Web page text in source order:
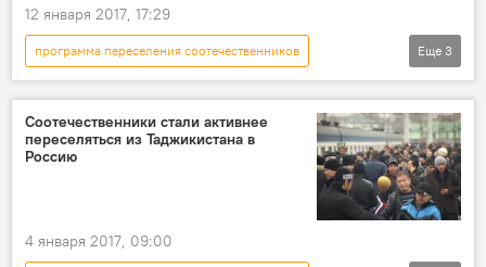
12 января 2017, 17:29
программа переселения соотечественников
Таджикистан
Все новости
Еще 3
Соотечественники стали активнее
переселяться из Таджикистана в
Россию
4 января 2017, 09:00